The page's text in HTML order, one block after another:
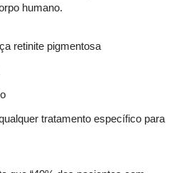
humano.
retinite pigmentosa
tratamento específico para